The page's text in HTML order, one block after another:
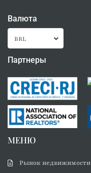
Валюта
BRL
Партнеры
МЕНЮ
Рынок недвижимости